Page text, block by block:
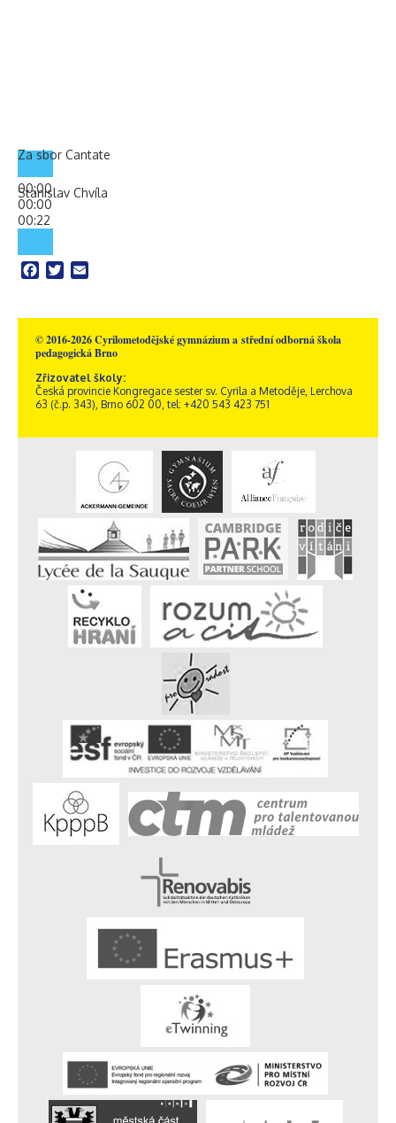
00:00
00:00
00:22
Za sbor Cantate
Stanislav Chvíla
Facebook
Twitter
© 2016-2026 Cyrilometodějské gymnázium a střední odborná škola
pedagogická Brno
Zřizovatel školy:
Česká provincie Kongregace sester sv. Cyrila a Metoděje, Lerchova
63 (č.p. 343), Brno 602 00, tel: +420 543 423 751